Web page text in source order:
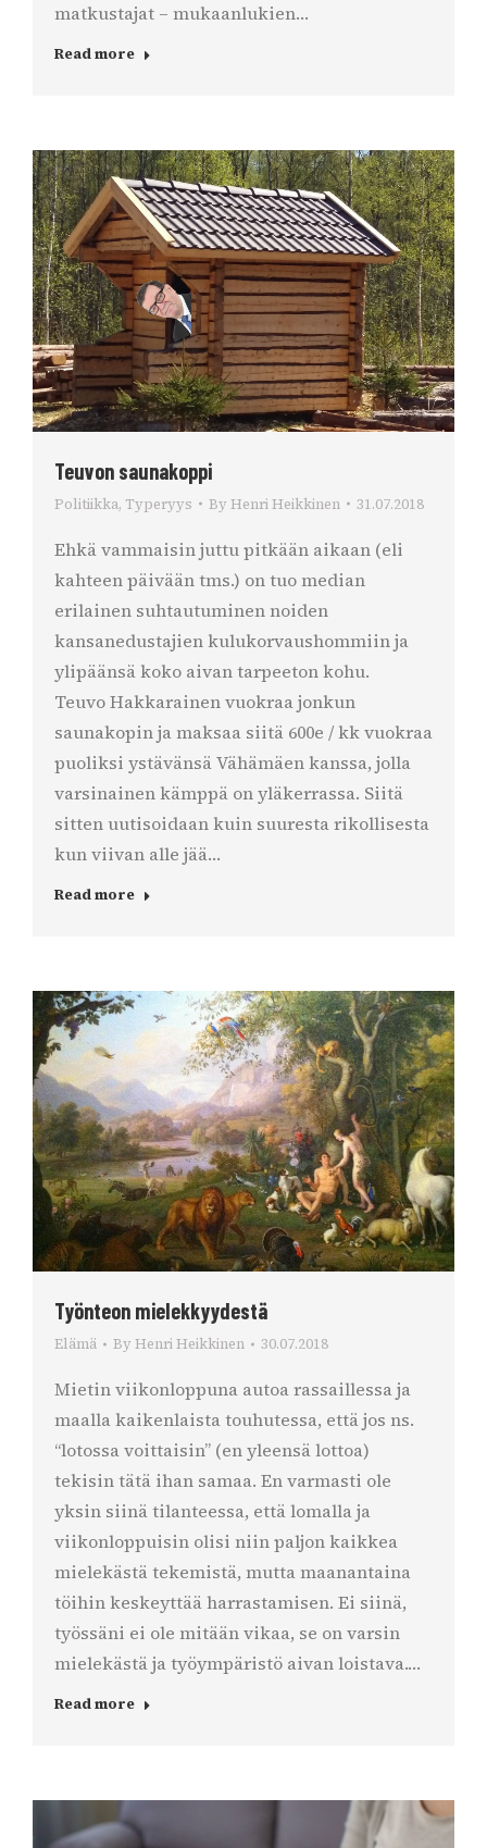
matkustajat – mukaanlukien…
Read more
Teuvon saunakoppi
Politiikka, Typeryys By Henri Heikkinen 31.07.2018
Ehkä vammaisin juttu pitkään aikaan (eli
kahteen päivään tms.) on tuo median
erilainen suhtautuminen noiden
kansanedustajien kulukorvaushommiin ja
ylipäänsä koko aivan tarpeeton kohu.
Teuvo Hakkarainen vuokraa jonkun
saunakopin ja maksaa siitä 600e / kk vuokraa
puoliksi ystävänsä Vähämäen kanssa, jolla
varsinainen kämppä on yläkerrassa. Siitä
sitten uutisoidaan kuin suuresta rikollisesta
kun viivan alle jää…
Read more
Työnteon mielekkyydestä
Elämä By Henri Heikkinen 30.07.2018
Mietin viikonloppuna autoa rassaillessa ja
maalla kaikenlaista touhutessa, että jos ns.
“lotossa voittaisin” (en yleensä lottoa)
tekisin tätä ihan samaa. En varmasti ole
yksin siinä tilanteessa, että lomalla ja
viikonloppuisin olisi niin paljon kaikkea
mielekästä tekemistä, mutta maanantaina
töihin keskeyttää harrastamisen. Ei siinä,
työssäni ei ole mitään vikaa, se on varsin
mielekästä ja työympäristö aivan loistava.…
Read more